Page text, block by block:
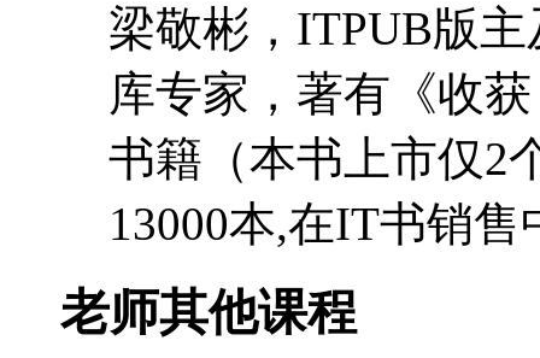
梁敬彬，ITPUB版
库专家，著有《收
书籍（本书上市仅2
13000本,在IT书销
老师其他课程